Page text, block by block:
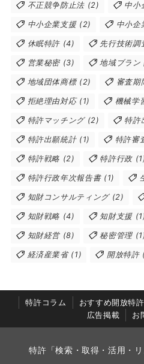
不正競争防止法 (2) 中小
中小企業支援(2) 中小企
休眠特許 (4) 先行技術調
営業秘密 (3) 地域ブラン
地域団体商標(2) 審査期
拒絶理由対応(1) 機械学
特許マッチング(2) 特許
特許出願統計(1) 特許審
特許戦略 (2) 特許行政
特許行政年次報告書(1)
知財コンサルティング(2)
知財戦略 (4) 知財支援
知財経営 (8) 秘密管理
経済産業省(1) 開放特許
特許コラム おすすめ開放特許
広告掲載
お
特許「検索・取得・活用・